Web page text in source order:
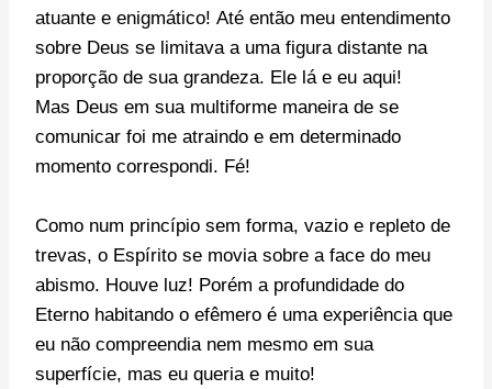
atuante e enigmático!Até então meu entendimento
sobre Deus se limitava a uma figura distante na
proporção de sua grandeza. Ele lá e eu aqui!
Mas Deus em sua multiforme maneira de se
comunicar foi me atraindo e em determinado
momento correspondi. Fé!
Como num princípio sem forma, vazio e repleto de
trevas, o Espírito se movia sobre a face do meu
abismo. Houve luz! Porém a profundidade do
Eterno habitando o efêmero é uma experiência que
eu não compreendia nem mesmo em sua
superfície, mas eu queria e muito!